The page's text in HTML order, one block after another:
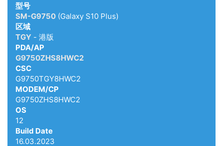
型号
SM-G9750 (Galaxy S10 Plus)
区域
TGY - 港版
PDA/AP
G9750ZHS8HWC2
CSC
G9750TGY8HWC2
MODEM/CP
G9750ZHS8HWC2
OS
12
Build Date
16.03.2023